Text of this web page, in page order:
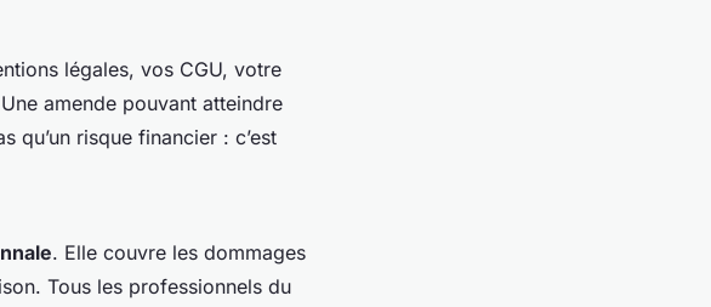
légales, vos CGU, votre
amende pouvant atteindre
qu’un risque financier : c’est
. Elle couvre les dommages
Tous les professionnels du